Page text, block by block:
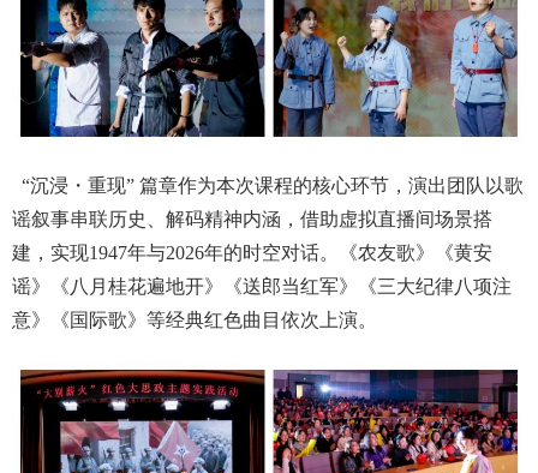
“沉浸・重现” 篇章作为本次课程的核心环节，演出团队以歌
谣叙事串联历史、解码精神内涵，借助虚拟直播间场景搭
建，实现1947年与2026年的时空对话。《农友歌》《黄安
谣》《八月桂花遍地开》《送郎当红军》《三大纪律八项注
意》《国际歌》等经典红色曲目依次上演。